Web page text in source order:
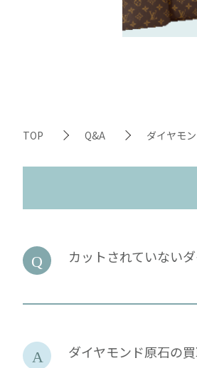
TOP Q&A ダイヤモ
カットされていない
ダイヤモンド原石の